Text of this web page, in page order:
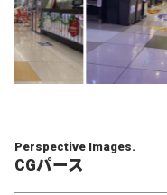
Perspective Images.
CGパース